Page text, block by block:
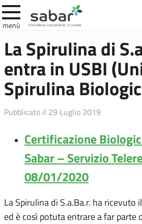
menù
nel
sito
La Spirulina di
entra in USBI
Spirulina
Pubblicato il 29 Luglio 2019
Certificazione
Sabar – Servizio
08/01/2020
La Spirulina di S.a.Ba.r. ha ricevuto
ed è così potuta entrare a far parte